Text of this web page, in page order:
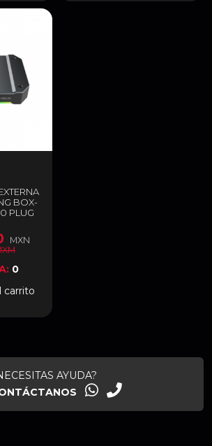
BOX-
PLUG
MXN
0
carrito
AYUDA?